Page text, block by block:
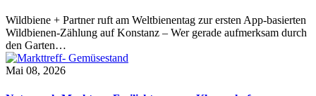
Wildbiene + Partner ruft am Weltbienentag zur ersten App-basierten
Wildbienen-Zählung auf Konstanz – Wer gerade aufmerksam durch
den Garten…
Mai 08, 2026